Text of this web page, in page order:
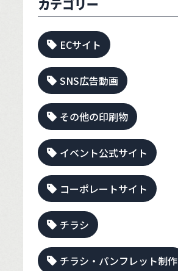
カテゴリー
ECサイト
SNS広告動画
その他の印刷物
イベント公式サイト
コーポレートサイト
チラシ
チラシ・パンフレット制作